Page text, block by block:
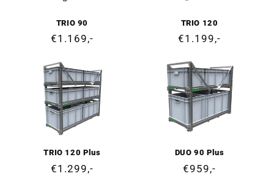
TRIO 90
Ordinarie
€1.169,-
TRIO 120
Ordinarie
€1.199,-
TRIO 120 Plus
Ordinarie
€1.299,-
DUO 90 Plus
Ordinarie
€959,-